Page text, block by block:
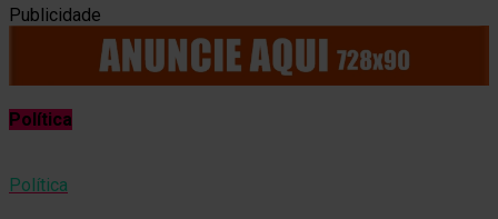
Publicidade
Política
Política